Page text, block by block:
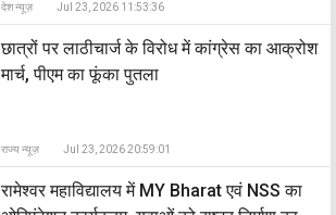
देश न्यूज़ Jul 23, 2026 11:53:36
छात्रों पर लाठीचार्ज के विरोध में कांग्रेस का आक्रोश
मार्च, पीएम का फूंका पुतला
राज्य न्यूज़ Jul 23, 2026 20:59:01
रामेश्वर महाविद्यालय में MY Bharat एवं NSS का